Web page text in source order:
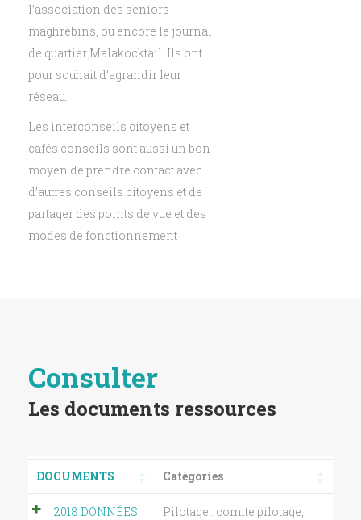
l’association des seniors
maghrébins, ou encore le journal
de quartier Malakocktail. Ils ont
pour souhait d’agrandir leur
réseau.
Les interconseils citoyens et
cafés conseils sont aussi un bon
moyen de prendre contact avec
d’autres conseils citoyens et de
partager des points de vue et des
modes de fonctionnement
Consulter
Les documents ressources
DOCUMENTS Catégories
2018 DONNÉES
Pilotage : comite pilotage,